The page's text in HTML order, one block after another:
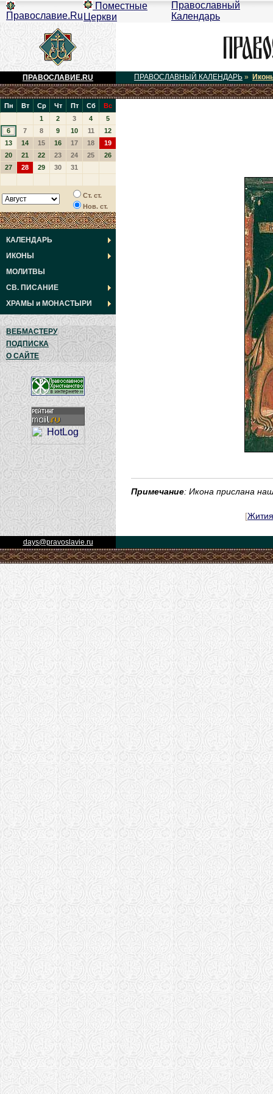
Православие.Ru
Поместные
Церкви
Православный
Календарь
ПРАВОСЛАВИЕ.RU ПРАВОСЛАВНЫЙ КАЛЕНДАРЬ »
Пн Вт Ср Чт Пт Сб
Вс
1
2 3 4
5
6
7 8 9 10 11
12
13
14 15 16 17 18
19
20
21 22 23 24 25
26
27
28 29 30 31
Ст. ст.
Нов. ст.
КАЛЕНДАРЬ
ИКОНЫ
МОЛИТВЫ
СВ. ПИСАНИЕ
ХРАМЫ и МОНАСТЫРИ
ВЕБМАСТЕРУ
ПОДПИСКА
О САЙТЕ
Примечание: Икона прислана
[Жития
days@pravoslavie.ru